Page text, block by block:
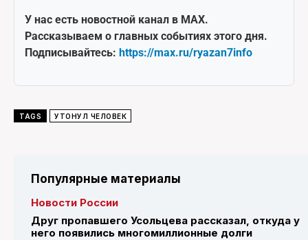
У нас есть новостной канал в MAX.
Рассказываем о главных событиях этого дня.
Подписывайтесь: https://max.ru/ryazan7info
TAGS УТОНУЛ ЧЕЛОВЕК
Популярные материалы
Новости России
Друг пропавшего Усольцева рассказал, откуда у
него появились многомиллионные долги